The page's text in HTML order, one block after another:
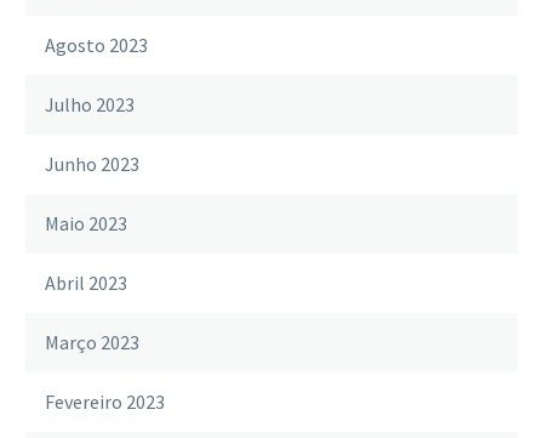
Agosto 2023
Julho 2023
Junho 2023
Maio 2023
Abril 2023
Março 2023
Fevereiro 2023